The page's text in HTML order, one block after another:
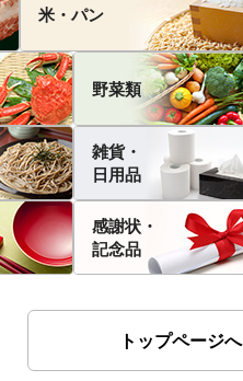
米・パン
野菜類
雑貨・
日用品
感謝状・
記念品
トップページへ